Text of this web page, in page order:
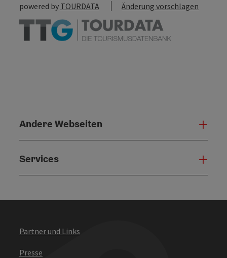
powered by TOURDATA Änderung vorschlagen
Andere Webseiten
Services
Partner und Links
Presse